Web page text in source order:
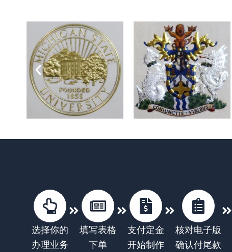
选择你的
办理业务
填写表格
下单
支付定金
开始制作
核对电子版
确认付尾款